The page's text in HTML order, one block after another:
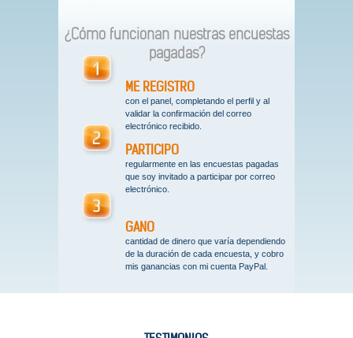
¿Cómo funcionan nuestras encuestas
pagadas?
ME REGISTRO
con el panel, completando el perfil y al
validar la confirmación del correo
electrónico recibido.
PARTICIPO
regularmente en las encuestas pagadas
que soy invitado a participar por correo
electrónico.
GANO
cantidad de dinero que varía dependiendo
de la duración de cada encuesta, y cobro
mis ganancias con mi cuenta PayPal.